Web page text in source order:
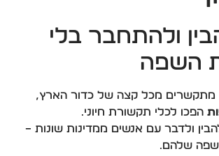
ולהתחבר בלי
השפה
מתקשרים מכל קצה של כדור הארץ,
הפכו לכלי תקשורת חיוני.
ולדבר עם אנשים ממדינות שונות –
שלהם.